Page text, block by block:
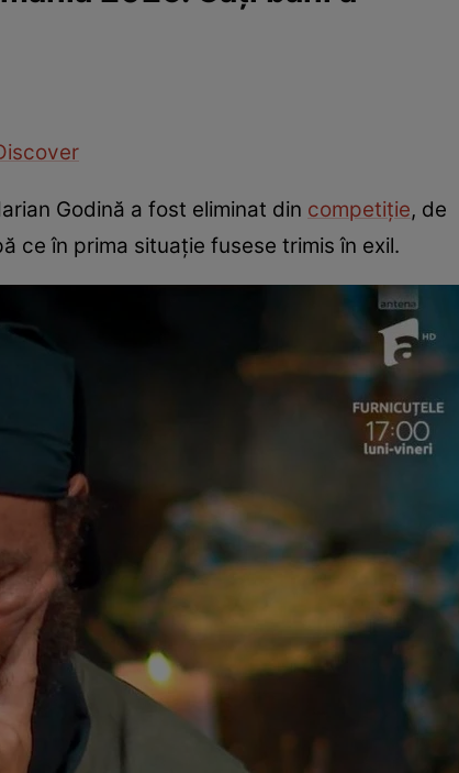
Godină a fost eliminat din competiție, de
ce în prima situație fusese trimis în exil.